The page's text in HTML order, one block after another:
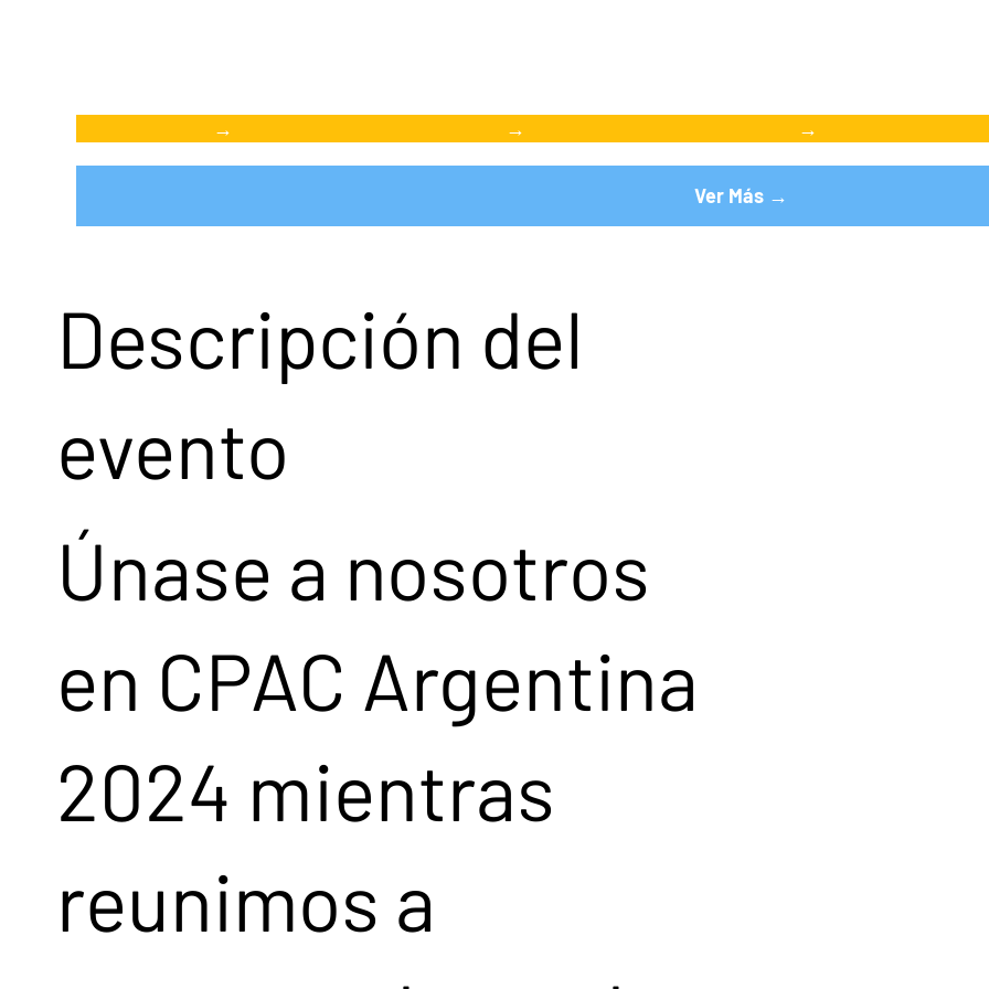
→ → →
Ver Más →
Descripción del
evento
Únase a nosotros
en CPAC Argentina
2024 mientras
reunimos a